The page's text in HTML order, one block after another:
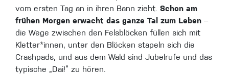
vom ersten Tag an in ihren Bann zieht. Schon am
frühen Morgen erwacht das ganze Tal zum Leben –
die Wege zwischen den Felsblöcken füllen sich mit
Kletter*innen, unter den Blöcken stapeln sich die
Crashpads, und aus dem Wald sind Jubelrufe und das
typische „Dai!“ zu hören.